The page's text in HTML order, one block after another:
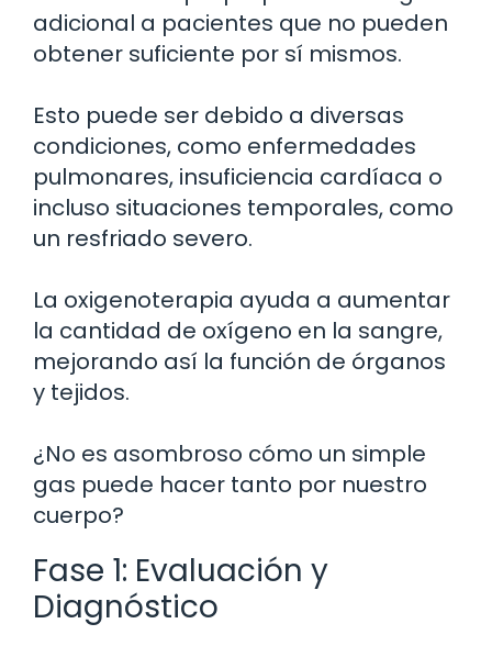
adicional a pacientes que no pueden
obtener suficiente por sí mismos.
Esto puede ser debido a diversas
condiciones, como enfermedades
pulmonares, insuficiencia cardíaca o
incluso situaciones temporales, como
un resfriado severo.
La oxigenoterapia ayuda a aumentar
la cantidad de oxígeno en la sangre,
mejorando así la función de órganos
y tejidos.
¿No es asombroso cómo un simple
gas puede hacer tanto por nuestro
cuerpo?
Fase 1: Evaluación y
Diagnóstico